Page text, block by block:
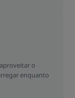
o
enquanto